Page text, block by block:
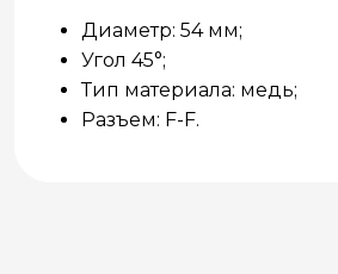
Диаметр: 54 мм;
Угол 45°;
Тип материала: медь;
Разъем: F-F.